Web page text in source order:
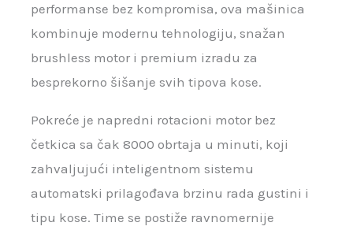
performanse bez kompromisa, ova mašinica
kombinuje modernu tehnologiju, snažan
brushless motor i premium izradu za
besprekorno šišanje svih tipova kose.
Pokreće je napredni rotacioni motor bez
četkica sa čak 8000 obrtaja u minuti, koji
zahvaljujući inteligentnom sistemu
automatski prilagođava brzinu rada gustini i
tipu kose. Time se postiže ravnomernije